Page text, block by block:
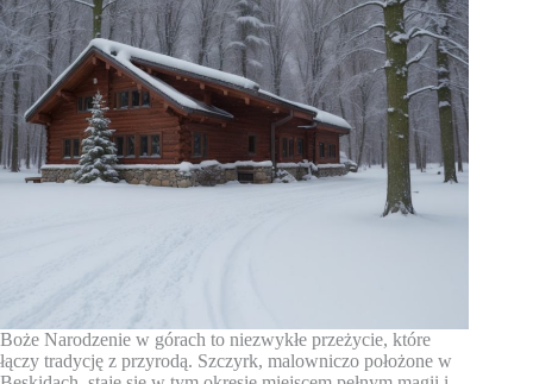
Boże Narodzenie w górach to niezwykłe przeżycie, które
łączy tradycję z przyrodą. Szczyrk, malowniczo położone w